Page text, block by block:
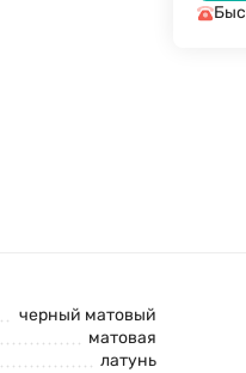
черный матовый
матовая
латунь